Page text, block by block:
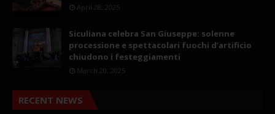
April 28, 2025
Siculiana celebra San Giuseppe: solenne
processione e spettacolari fuochi d’artificio
chiudono i festeggiamenti
March 20, 2025
RECENT NEWS